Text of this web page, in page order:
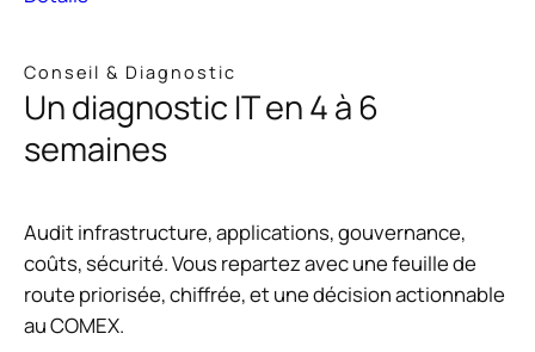
Conseil & Diagnostic
Un diagnostic IT en 4 à 6
semaines
Audit infrastructure, applications, gouvernance,
coûts, sécurité. Vous repartez avec une feuille de
route priorisée, chiffrée, et une décision actionnable
au COMEX.